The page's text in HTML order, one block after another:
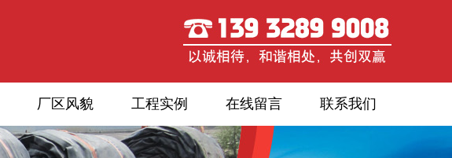
厂区风貌 工程实例 在线留言 联系我们